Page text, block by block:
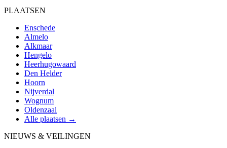
PLAATSEN
Enschede
Almelo
Alkmaar
Hengelo
Heerhugowaard
Den Helder
Hoorn
Nijverdal
Wognum
Oldenzaal
Alle plaatsen →
NIEUWS & VEILINGEN